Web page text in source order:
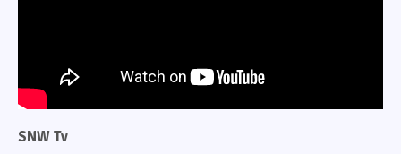
SNW Tv